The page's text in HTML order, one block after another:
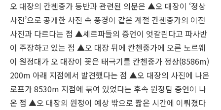
오 대장의 칸첸중가 등반과 관련된 의문은 ▲오 대장이 ‘정상
사진’으로 공개한 사진 속 풍경이 같은 계절 칸첸중가의 이전
사진과 다르다는 점 ▲셰르파들의 증언이 엇갈린다고 파사반
이 주장하고 있는 점 ▲오 대장 뒤에 칸첸중가에 오른 노르웨
이 원정대가 오 대장이 꽂은 태극기를 칸첸중가 정상(8586m)
200m 아래 지점에서 발견했다는 점 ▲오 대장의 사진에 나온
로프가 8530m 지점에 묶여 있었다는 후속 원정팀 증언이 나
온 점 ▲오 대장의 원정이 예상 밖으로 짧은 시간에 이뤄졌다